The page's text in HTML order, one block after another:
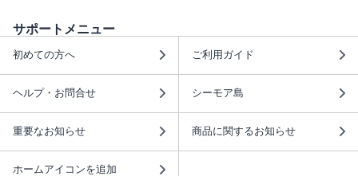
サポートメニュー
初めての方へ ご利用ガイド
ヘルプ・お問合せ シーモア島
重要なお知らせ 商品に関するお知らせ
ホームアイコンを追加